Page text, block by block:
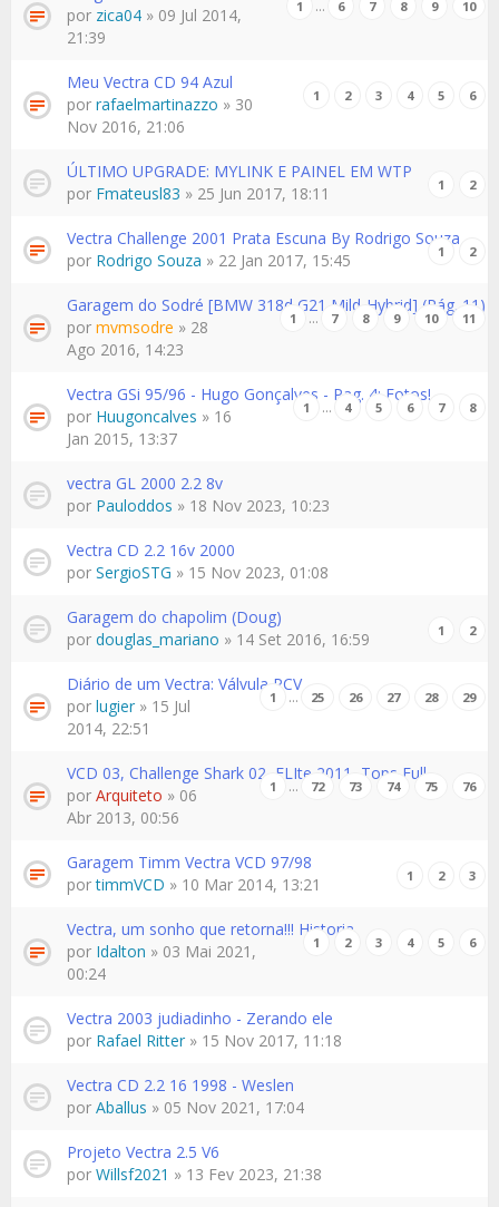
1 … 6 7 8 9 10
por zica04 » 09 Jul 2014,
21:39
Meu Vectra CD 94 Azul
1 2 3 4 5 6
por rafaelmartinazzo » 30
Nov 2016, 21:06
ÚLTIMO UPGRADE: MYLINK E PAINEL EM WTP
1 2
por Fmateusl83 » 25 Jun 2017, 18:11
Vectra Challenge 2001 Prata Escuna By Rodrigo Souza
1 2
por Rodrigo Souza » 22 Jan 2017, 15:45
Garagem do Sodré [BMW 318d G21 Mild-Hybrid] (Pág. 11)
1 … 7 8 9 10 11
por mvmsodre » 28
Ago 2016, 14:23
Vectra GSi 95/96 - Hugo Gonçalves - Pag. 4: Fotos!
1 … 4 5 6 7 8
por Huugoncalves » 16
Jan 2015, 13:37
vectra GL 2000 2.2 8v
por Pauloddos » 18 Nov 2023, 10:23
Vectra CD 2.2 16v 2000
por SergioSTG » 15 Nov 2023, 01:08
Garagem do chapolim (Doug)
1 2
por douglas_mariano » 14 Set 2016, 16:59
Diário de um Vectra: Válvula PCV
1 … 25 26 27 28 29
por lugier » 15 Jul
2014, 22:51
VCD 03, Challenge Shark 02, ELIte 2011, Tops Full
1 … 72 73 74 75 76
por Arquiteto » 06
Abr 2013, 00:56
Garagem Timm Vectra VCD 97/98
1 2 3
portimmVCD » 10 Mar 2014, 13:21
Vectra, um sonho que retorna!!! Historia
1 2 3 4 5 6
por Idalton » 03 Mai 2021,
00:24
Vectra 2003 judiadinho - Zerando ele
por Rafael Ritter » 15 Nov 2017, 11:18
Vectra CD 2.2 16 1998 - Weslen
por Aballus » 05 Nov 2021, 17:04
Projeto Vectra 2.5 V6
por Willsf2021 » 13 Fev 2023, 21:38